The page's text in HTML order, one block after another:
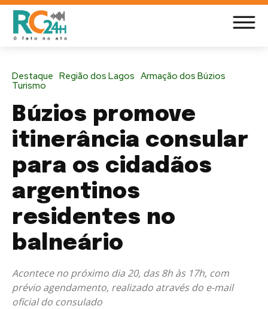
Destaque Região dos Lagos Armação dos Búzios
Turismo
Búzios promove
itinerância consular
para os cidadãos
argentinos
residentes no
balneário
Acontece no próximo dia 20, das 8h às 17h, com
prévio agendamento, realizado através do e-mail
oficial do consulado